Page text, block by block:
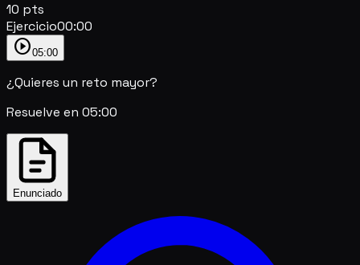
10 pts
Ejercicio00:00
play_circle05:00
¿Quieres un reto mayor?
Resuelve en 05:00
Enunciado